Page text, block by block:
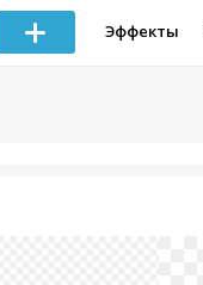
Эффекты